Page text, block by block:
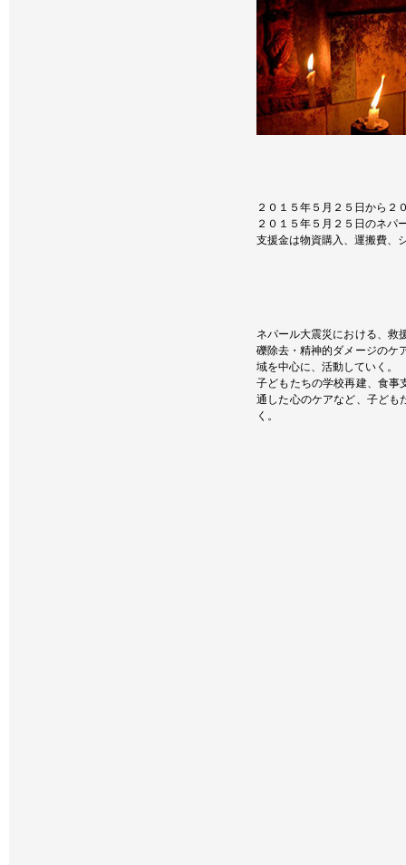
２０１５年５月２５日から２
２０１５年５月２５日のネパ
支援金は物資購入、運搬費、
ネパール大震災における、救
礫除去・精神的ダメージのケ
域を中心に、活動していく。
子どもたちの学校再建、食事
通した心のケアなど、子ども
く。